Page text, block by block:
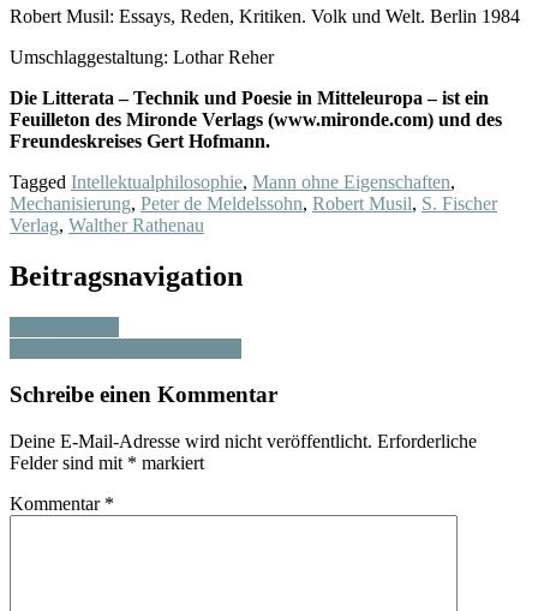
Robert Musil: Essays, Reden, Kritiken. Volk und Welt. Berlin 1984
Umschlaggestaltung: Lothar Reher
Die Litterata – Technik und Poesie in Mitteleuropa – ist ein
Feuilleton des Mironde Verlags (www.mironde.com) und des
Freundeskreises Gert Hofmann.
Tagged Intellektualphilosophie, Mann ohne Eigenschaften,
Mechanisierung, Peter de Meldelssohn, Robert Musil, S. Fischer
Verlag, Walther Rathenau
Beitragsnavigation
Schreibe einen Kommentar
Deine E-Mail-Adresse wird nicht veröffentlicht. Erforderliche
Felder sind mit * markiert
Kommentar *